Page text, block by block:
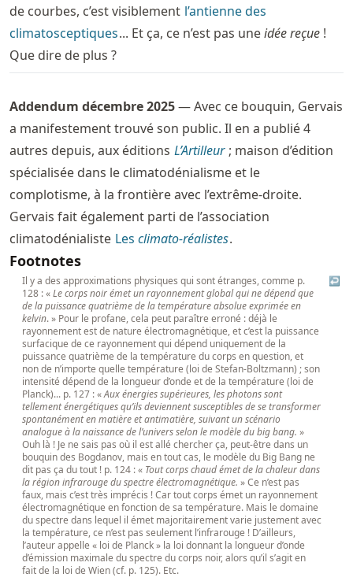
de courbes, c’est visiblement l’antienne des
climatosceptiques... Et ça, ce n’est pas uneidée reçue !
Que dire de plus ?
Addendum décembre 2025— Avec ce bouquin, Gervais
a manifestement trouvé son public. Il en a publié 4
autres depuis, aux éditions L’Artilleur ; maison d’édition
spécialisée dans le climatodénialisme et le
complotisme, à la frontière avec l’extrême-droite.
Gervais fait également parti de l’association
climatodénialiste Les climato-réalistes.
Footnotes
Il y a des approximations physiques qui sont étranges, comme p.
128 : «Le corps noir émet un rayonnement global qui ne dépend que
de la puissance quatrième de la température absolue exprimée en
kelvin. » Pour le profane, cela peut paraître erroné : déjà le
rayonnement est de nature électromagnétique, et c’est la puissance
surfacique de ce rayonnement qui dépend uniquement de la
puissance quatrième de la température du corps en question, et
non de n’importe quelle température (loi de Stefan-Boltzmann) ; son
intensité dépend de la longueur d’onde et de la température (loi de
Planck)... p. 127 : «Aux énergies supérieures, les photons sont
tellement énergétiques qu’ils deviennent susceptibles de se transformer
spontanément en matière et antimatière, suivant un scénario
analogue à la naissance de l’univers selon le modèle du big bang. »
Ouh là ! Je ne sais pas où il est allé chercher ça, peut-être dans un
bouquin des Bogdanov, mais en tout cas, le modèle du Big Bang ne
dit pas ça du tout ! p. 124 : « Tout corps chaud émet de la chaleur dans
la région infrarouge du spectre électromagnétique. » Ce n’est pas
faux, mais c’est très imprécis ! Car tout corps émet un rayonnement
électromagnétique en fonction de sa température. Mais le domaine
du spectre dans lequel il émet majoritairement varie justement avec
la température, ce n’est pas seulement l’infrarouge ! D’ailleurs,
l’auteur appelle « loi de Planck » la loi donnant la longueur d’onde
d’émission maximale du spectre du corps noir, alors qu’il s’agit en
fait de la loi de Wien (cf. p. 125). Etc.
↩